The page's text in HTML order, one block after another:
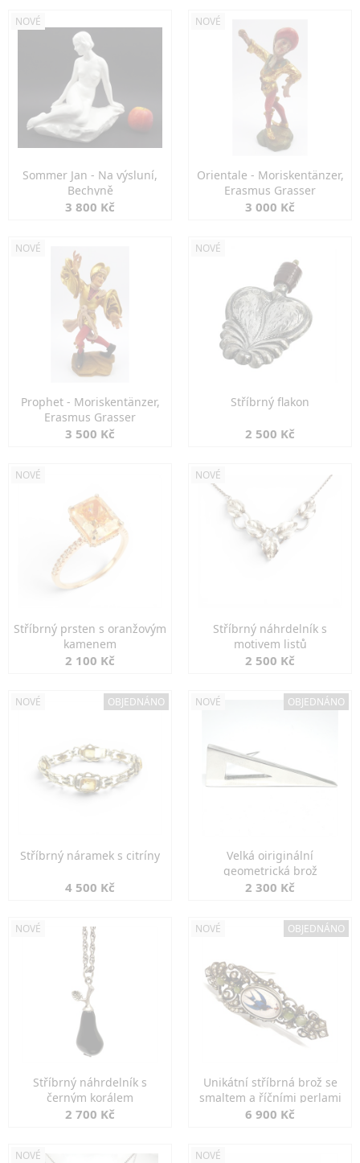
NOVÉ
Sommer Jan - Na výsluní,
Bechyně
3 800 Kč
NOVÉ
Orientale - Moriskentänzer,
Erasmus Grasser
3 000 Kč
NOVÉ
Prophet - Moriskentänzer,
Erasmus Grasser
3 500 Kč
NOVÉ
Stříbrný flakon
2 500 Kč
NOVÉ
Stříbrný prsten s oranžovým
kamenem
2 100 Kč
NOVÉ
Stříbrný náhrdelník s
motivem listů
2 500 Kč
NOVÉ OBJEDNÁNO
Stříbrný náramek s citríny
4 500 Kč
NOVÉ OBJEDNÁNO
Velká oiriginální
geometrická brož
2 300 Kč
NOVÉ
Stříbrný náhrdelník s
černým korálem
2 700 Kč
NOVÉ OBJEDNÁNO
Unikátní stříbrná brož se
smaltem a říčními perlami
6 900 Kč
NOVÉ NOVÉ